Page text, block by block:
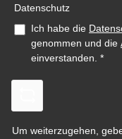
Datenschutz
Ich habe die
genommen und die
einverstanden. *
Um weiterzugehen,